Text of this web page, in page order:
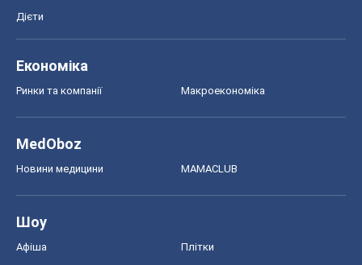
Дієти
Економіка
Ринки та компанії Макроекономіка
MedOboz
Новини медицини MAMACLUB
Шоу
Афіша Плітки